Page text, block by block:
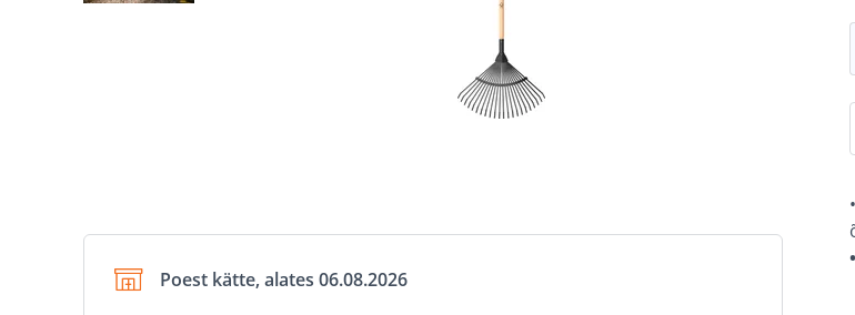
Poest kätte, alates 06.08.2026